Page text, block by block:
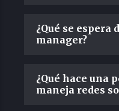
¿Qué se espera
manager?
¿Qué hace una
maneja redes